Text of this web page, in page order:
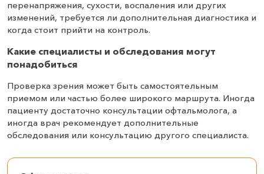
перенапряжения, сухости, воспаления или других
изменений, требуется ли дополнительная диагностика и
когда стоит прийти на контроль.
Какие специалисты и обследования могут
понадобиться
Проверка зрения может быть самостоятельным
приемом или частью более широкого маршрута. Иногда
пациенту достаточно консультации офтальмолога, а
иногда врач рекомендует дополнительные
обследования или консультацию другого специалиста.